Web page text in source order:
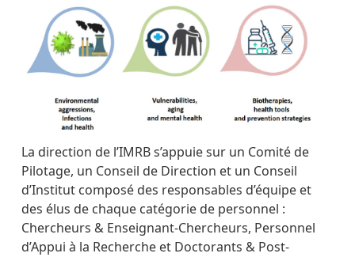
La direction de l’IMRB s’appuie sur un Comité de
Pilotage, un Conseil de Direction et un Conseil
d’Institut composé des responsables d’équipe et
des élus de chaque catégorie de personnel :
Chercheurs & Enseignant-Chercheurs, Personnel
d’Appui à la Recherche et Doctorants & Post-